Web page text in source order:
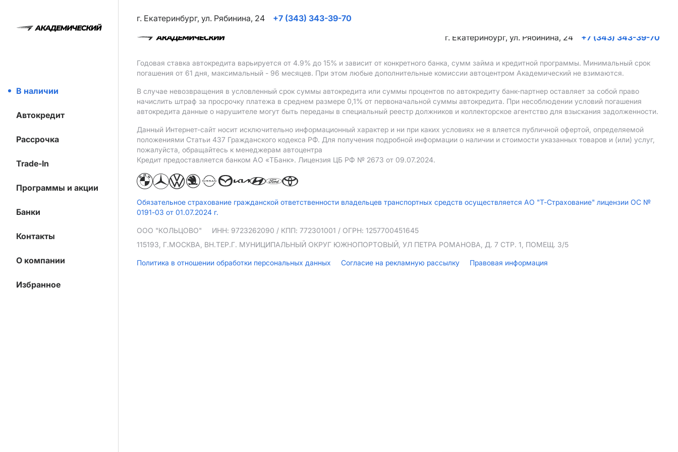
В наличии
Автокредит
Рассрочка
Trade-In
Программы и акции
Банки
Контакты
О компании
Избранное
г. Екатеринбург, ул. Рябинина, 24
+7 (343) 343-39-70
г. Екатеринбург, ул. Рябинина, 24
+7 (343) 343-39-70
Годовая ставка автокредита варьируется от 4.9% до 15% и зависит от конкретного банка, сумм займа и кредитной программы. Минимальный срок
погашения от 61 дня, максимальный - 96 месяцев. При этом любые дополнительные комиссии автоцентром Академический не взимаются.
В случае невозвращения в условленный срок суммы автокредита или суммы процентов по автокредиту банк-партнер оставляет за собой право
начислить штраф за просрочку платежа в среднем размере 0,1% от первоначальной суммы автокредита. При несоблюдении условий погашения
автокредита данные о нарушителе могут быть переданы в специальный реестр должников и коллекторское агентство для взыскания задолженности.
Данный Интернет-сайт носит исключительно информационный характер и ни при каких условиях не я вляется публичной офертой, определяемой
положениями Статьи 437 Гражданского кодекса РФ. Для получения подробной информации о наличии и стоимости указанных товаров и (или) услуг,
пожалуйста, обращайтесь к менеджерам автоцентра
Кредит предоставляется банком АO «ТБанк». Лицензия ЦБ РФ № 2673 от 09.07.2024.
Обязательное страхование гражданской ответственности владельцев транспортных средств осуществляется АО "Т-Страхование" лицензии ОС №
0191-03 от 01.07.2024 г.
ООО "КОЛЬЦОВО" ИНН: 9723262090 / КПП: 772301001 / ОГРН: 1257700451645
115193, Г.МОСКВА, ВН.ТЕР.Г. МУНИЦИПАЛЬНЫЙ ОКРУГ ЮЖНОПОРТОВЫЙ, УЛ ПЕТРА РОМАНОВА, Д. 7 СТР. 1, ПОМЕЩ. 3/5
Политика в отношении обработки персональных данных Согласие на рекламную рассылку Правовая информация